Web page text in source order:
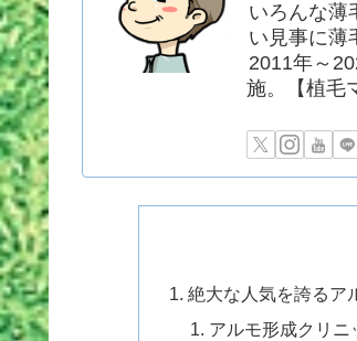
いろんな薄
い見事に薄
2011年～
施。【植毛
絶大な人気を誇るア
アルモ形成クリ